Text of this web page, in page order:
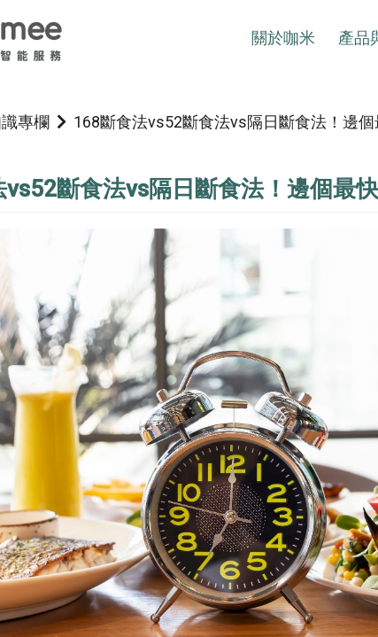
關於咖米 產品
專欄
168斷食法vs52斷食法vs隔日斷食法！邊個
斷食法vs隔日斷食法！邊個最